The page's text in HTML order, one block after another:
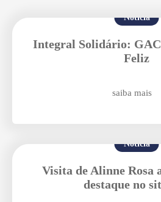
Notícia
Integral Solidário:
Feliz
saiba mais
Notícia
Visita de Alinne Rosa
destaque no
Enviei um E-